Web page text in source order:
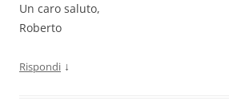
Un caro saluto,
Roberto
Rispondi ↓